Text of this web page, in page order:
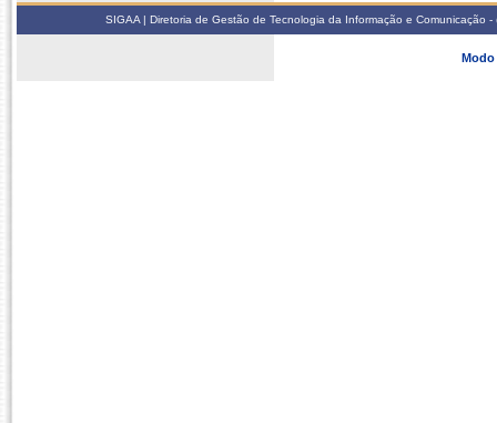
SIGAA | Diretoria de Gestão de Tecnologia da Informação e
Modo